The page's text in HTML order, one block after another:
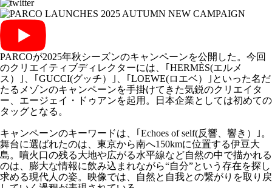
PARCOが2025年秋シーズンのキャンペーンを公開した。今回
のクリエイティブディレクターには、｢HERMÈS(エルメ
ス）｣、｢GUCCI(グッチ）｣、｢LOEWE(ロエベ）｣といった名だ
たるメゾンのキャンペーンを手掛けてきた気鋭のクリエイタ
ー、エージェイ・ドゥアンを起用。日本企業としては初めての
タッグとなる。
キャンペーンのキーワードは、｢Echoes of self(反響、響き）｣。
舞台に選ばれたのは、東京から南へ150kmに位置する伊豆大
島。噴火口の残る大地や広がる水平線など自然の中で描かれる
のは、膨大な情報に飲み込まれながら“自分”という存在を探し
求める現代人の姿。映像では、自然と自我との繋がりを取り戻